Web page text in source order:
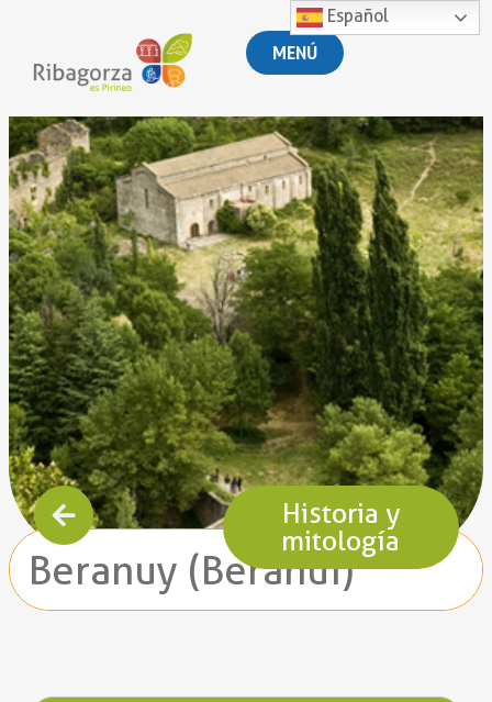
MENÚ
Beranuy (Beranui)
Historia y
mitología
Español